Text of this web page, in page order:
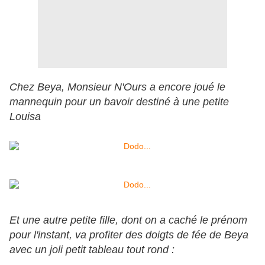
Chez Beya, Monsieur N'Ours a encore joué le
mannequin pour un bavoir destiné à une petite
Louisa
Et une autre petite fille, dont on a caché le prénom
pour l'instant, va profiter des doigts de fée de Beya
avec un joli petit tableau tout rond :